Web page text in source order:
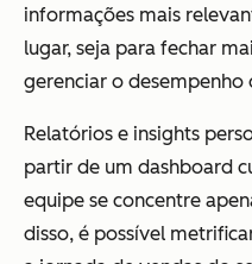
informações mais
lugar, seja para fechar
gerenciar o desempenho
Relatórios e insights
partir de um dashboard
equipe se concentre
disso, é possível